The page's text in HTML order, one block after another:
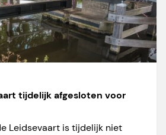
tijdelijk afgesloten voor
Leidsevaart is tijdelijk niet